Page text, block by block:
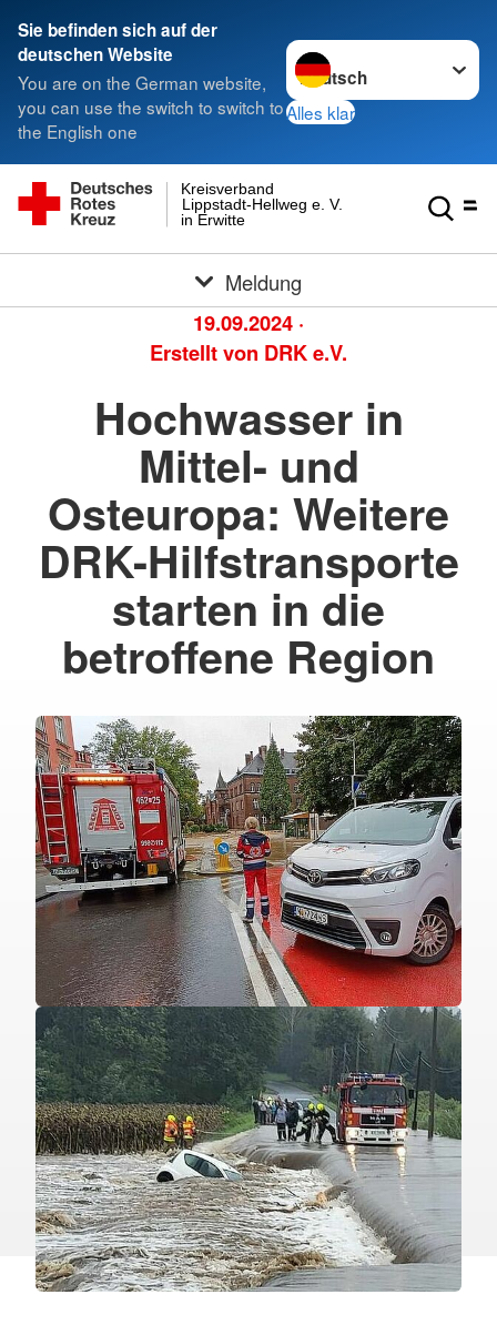
Sie befinden sich auf der
deutschen Website
You are on the German website,
you can use the switch to switch to
the English one
Sprache wechseln zu
Alles klar
in Erwitte
Lippstadt-Hellweg e. V.
Kreisverband
Meldung
19.09.2024 ·
Erstellt von DRK e.V.
Hochwasser in
Mittel- und
Osteuropa: Weitere
DRK-Hilfstransporte
starten in die
betroffene Region